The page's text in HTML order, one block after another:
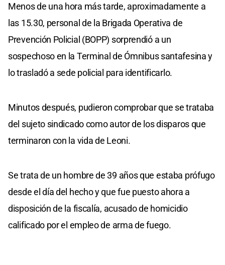
Menos de una hora más tarde, aproximadamente a
las 15.30, personal de la Brigada Operativa de
Prevención Policial (BOPP) sorprendió a un
sospechoso en la Terminal de Ómnibus santafesina y
lo trasladó a sede policial para identificarlo.
Minutos después, pudieron comprobar que se trataba
del sujeto sindicado como autor de los disparos que
terminaron con la vida de Leoni.
Se trata de un hombre de 39 años que estaba prófugo
desde el día del hecho y que fue puesto ahora a
disposición de la fiscalía, acusado de homicidio
calificado por el empleo de arma de fuego.